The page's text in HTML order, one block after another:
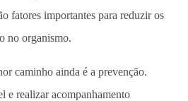
fatores importantes para reduzir os
no organismo.
caminho ainda é a prevenção.
e realizar acompanhamento